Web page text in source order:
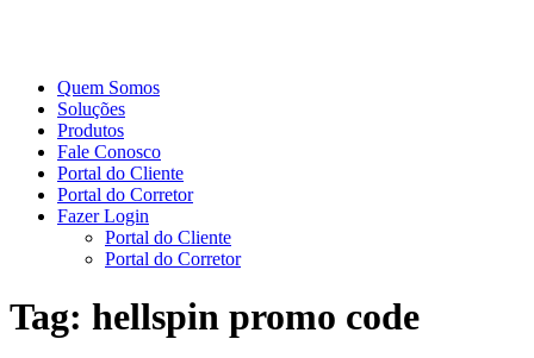
Quem Somos
Soluções
Produtos
Fale Conosco
Portal do Cliente
Portal do Corretor
Fazer Login
Portal do Cliente
Portal do Corretor
Tag: hellspin promo code